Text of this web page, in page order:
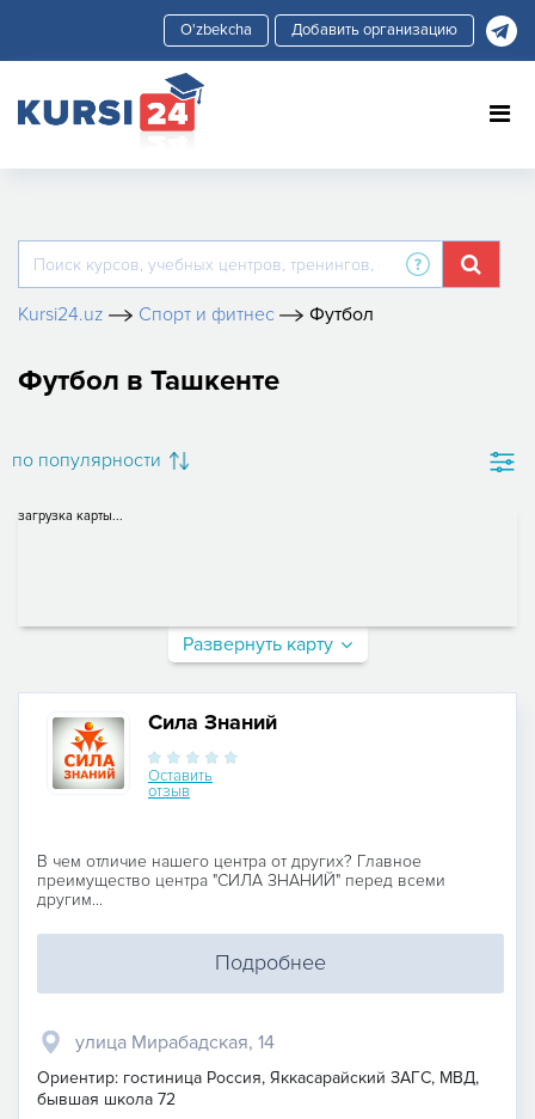
Добавить организацию
Kursi24.uz Спорт и фитнес Футбол
Футбол в Ташкенте
по популярности
загрузка карты...
Развернуть карту
Сила Знаний
Оставить
отзыв
В чем отличие нашего центра от других? Главное
преимущество центра "СИЛА ЗНАНИЙ" перед всеми
другим...
Подробнее
улица Мирабадская, 14
Ориентир: гостиница Россия, Яккасарайский ЗАГС, МВД,
бывшая школа 72